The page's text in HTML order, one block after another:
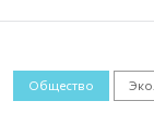
Общество